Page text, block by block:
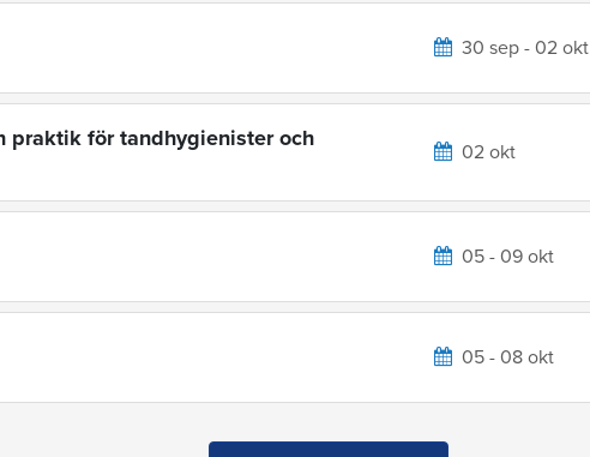
30 sep - 02 okt
praktik för tandhygienister och
02 okt
05 - 09 okt
05 - 08 okt